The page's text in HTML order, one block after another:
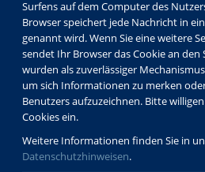
Surfens auf dem Computer des
Browser speichert jede Nachricht in
genannt wird. Wenn Sie eine weitere
sendet Ihr Browser das Cookie an den
wurden als zuverlässiger
um sich Informationen zu merken
Benutzers aufzuzeichnen. Bitte
Cookies ein.
Weitere Informationen finden Sie in
Datenschutzhinweisen.